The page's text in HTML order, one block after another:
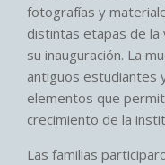
fotografías y
distintas etapas de la
su inauguración. La
antiguos estudiantes
elementos que
crecimiento de la
Las familias